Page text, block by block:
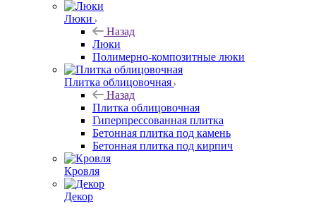
Люки
Назад
Люки
Полимерно-композитные люки
Плитка облицовочная
Назад
Плитка облицовочная
Гиперпрессованная плитка
Бетонная плитка под камень
Бетонная плитка под кирпич
Кровля
Декор